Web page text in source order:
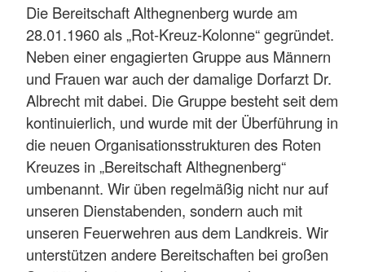
Die Bereitschaft Althegnenberg wurde am
28.01.1960 als „Rot-Kreuz-Kolonne“ gegründet.
Neben einer engagierten Gruppe aus Männern
und Frauen war auch der damalige Dorfarzt Dr.
Albrecht mit dabei. Die Gruppe besteht seit dem
kontinuierlich, und wurde mit der Überführung in
die neuen Organisationsstrukturen des Roten
Kreuzes in „Bereitschaft Althegnenberg“
umbenannt. Wir üben regelmäßig nicht nur auf
unseren Dienstabenden, sondern auch mit
unseren Feuerwehren aus dem Landkreis. Wir
unterstützen andere Bereitschaften bei großen